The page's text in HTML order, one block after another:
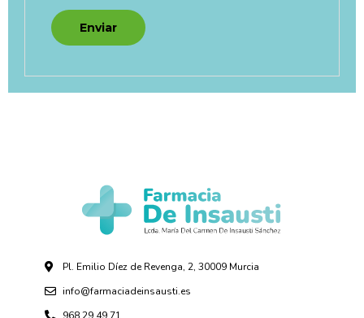
Pl. Emilio Díez de Revenga, 2, 30009 Murcia
info@farmaciadeinsausti.es